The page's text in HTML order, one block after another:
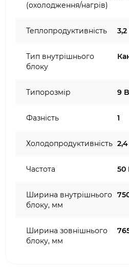
(охолодження/нагрів)
Теплопродуктивність
Тип внутрішнього
блоку
Типорозмір 9
Фазність 1
Холодопродуктивність
Частота 50
Ширина внутрішнього
блоку, мм
Ширина зовнішнього
блоку, мм